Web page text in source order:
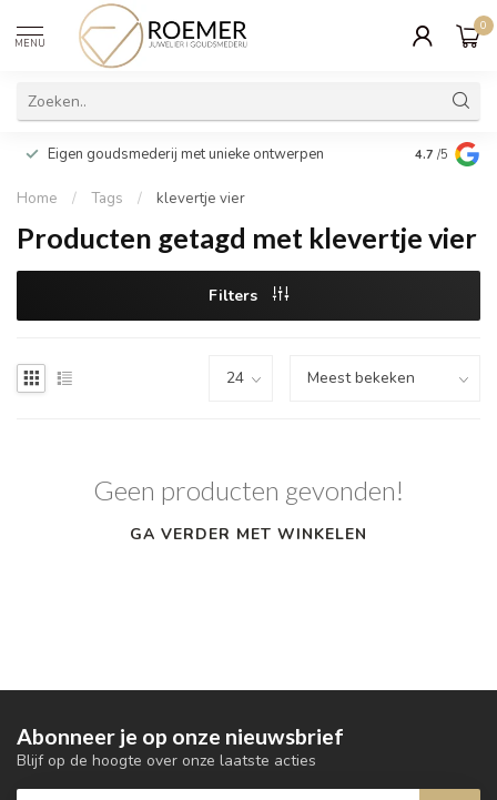
MENU
0
Eigen goudsmederij met unieke ontwerpen Wij
cadeau
4.7 /5
Home / Tags / klevertje vier
Producten getagd met klevertje vier
Filters
Geen producten gevonden!
GA VERDER MET WINKELEN
Abonneer je op onze nieuwsbrief
Blijf op de hoogte over onze laatste acties